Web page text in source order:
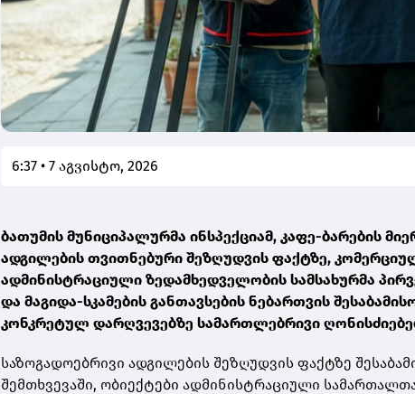
6:37 • 7 აგვისტო, 2026
ბათუმის მუნიციპალურმა ინსპექციამ, კაფე-ბარების
ადგილების თვითნებური შეზღუდვის ფაქტზე,
ადმინისტრაციული ზედამხედველობის სამსახურმა
და მაგიდა-სკამების განთავსების ნებართვის
კონკრეტულ დარღვევებზე სამართლებრივი
საზოგადოებრივი ადგილების შეზღუდვის ფაქტზე
შემთხვევაში, ობიექტები ადმინისტრაციული